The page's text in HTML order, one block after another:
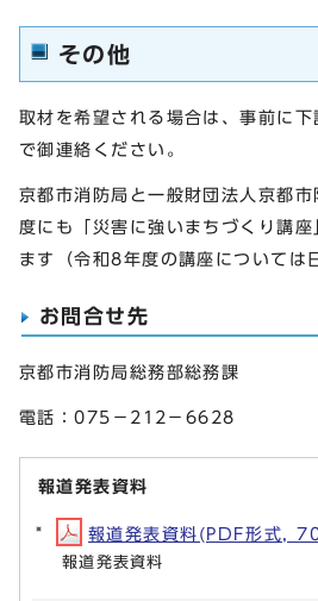
その他
取材を希望される場合は、事前に
で御連絡ください。
京都市消防局と一般財団法人京都
度にも「災害に強いまちづくり講
ます（令和8年度の講座については
お問合せ先
京都市消防局総務部総務課
電話：075－212－6628
報道発表資料
報道発表資料(PDF形式,
報道発表資料